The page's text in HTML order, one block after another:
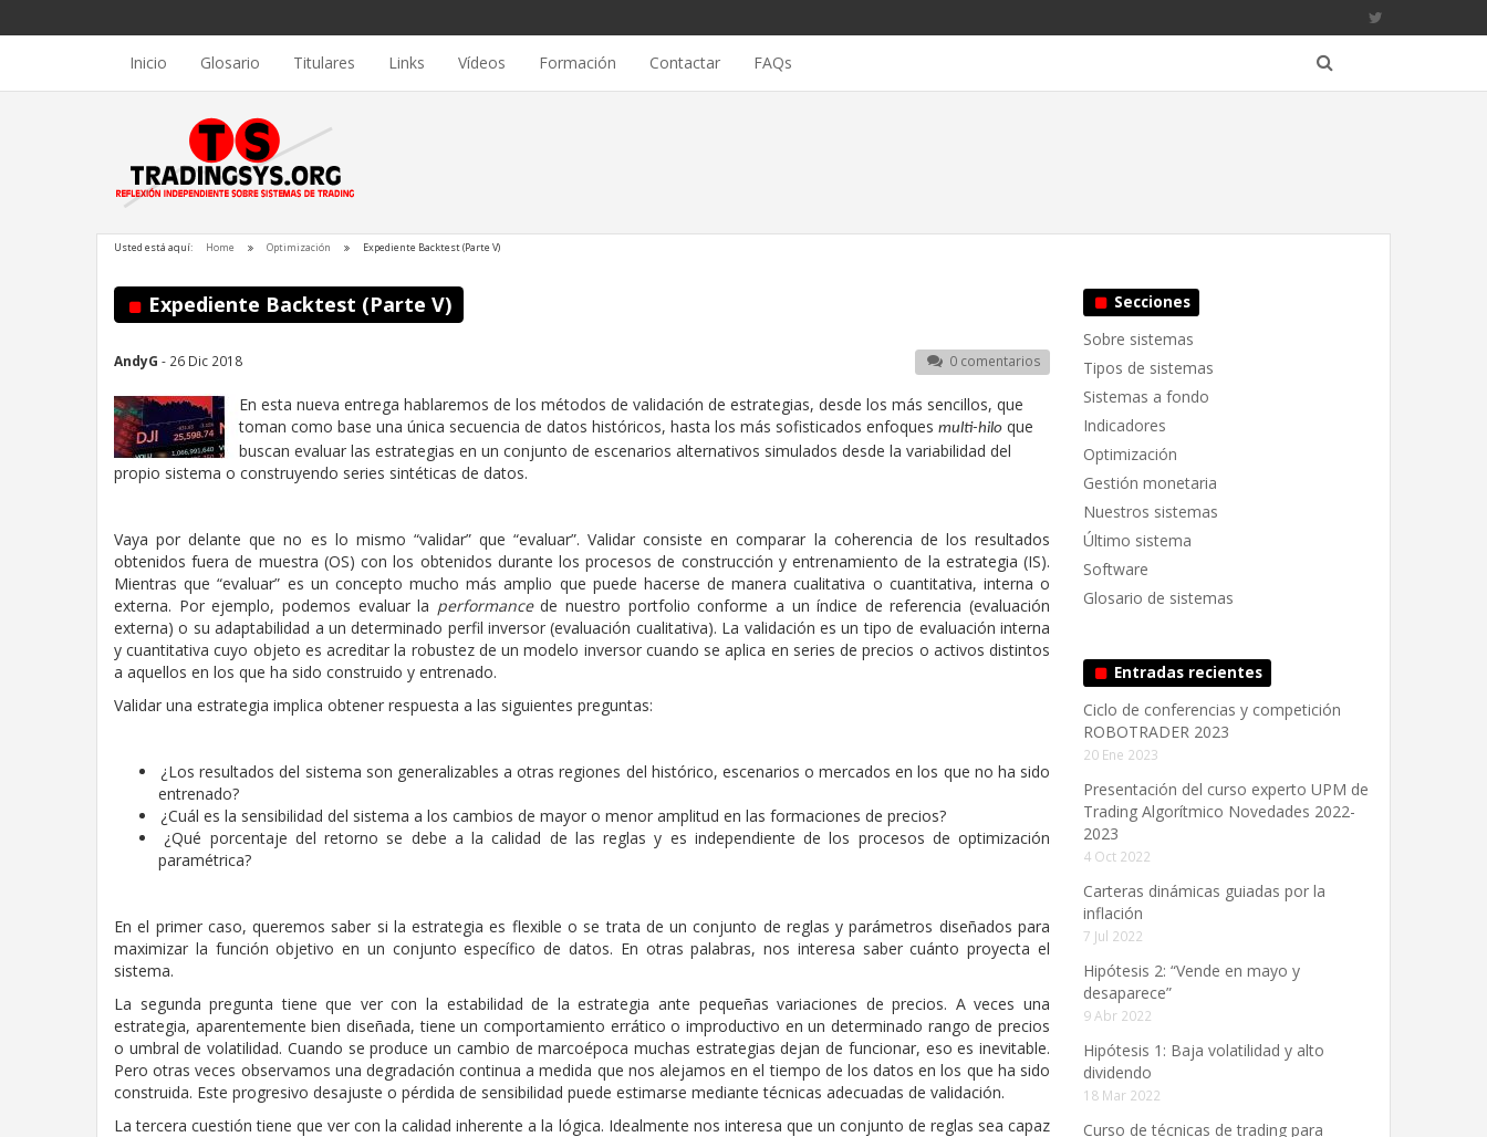
Inicio Glosario Titulares Links Vídeos Formación Contactar FAQs
Usted está aquí: Home Optimización Expediente Backtest (Parte V)
Expediente Backtest (Parte V)
AndyG - 26 Dic 2018 0 comentarios
En esta nueva entrega hablaremos de los métodos de validación de estrategias, desde los más sencillos, que
toman como base una única secuencia de datos históricos, hasta los más sofisticados enfoques multi-hilo que
buscan evaluar las estrategias en un conjunto de escenarios alternativos simulados desde la variabilidad del
propio sistema o construyendo series sintéticas de datos.
Vaya por delante que no es lo mismo “validar” que “evaluar”. Validar consiste en comparar la coherencia de los resultados
obtenidos fuera de muestra (OS) con los obtenidos durante los procesos de construcción y entrenamiento de la estrategia (IS).
Mientras que “evaluar” es un concepto mucho más amplio que puede hacerse de manera cualitativa o cuantitativa, interna o
externa. Por ejemplo, podemos evaluar la performancede nuestro portfolio conforme a un índice de referencia (evaluación
externa) o su adaptabilidad a un determinado perfil inversor (evaluación cualitativa). La validación es un tipo de evaluación interna
y cuantitativa cuyo objeto es acreditar la robustez de un modelo inversor cuando se aplica en series de precios o activos distintos
a aquellos en los que ha sido construido y entrenado.
Validar una estrategia implica obtener respuesta a las siguientes preguntas:
¿Los resultados del sistema son generalizables a otras regiones del histórico, escenarios o mercados en los que no ha sido
entrenado?
¿Cuál es la sensibilidad del sistema a los cambios de mayor o menor amplitud en las formaciones de precios?
¿Qué porcentaje del retorno se debe a la calidad de las reglas y es independiente de los procesos de optimización
paramétrica?
En el primer caso, queremos saber si la estrategia es flexible o se trata de un conjunto de reglas y parámetros diseñados para
maximizar la función objetivo en un conjunto específico de datos. En otras palabras, nos interesa saber cuánto proyecta el
sistema.
La segunda pregunta tiene que ver con la estabilidad de la estrategia ante pequeñas variaciones de precios. A veces una
estrategia, aparentemente bien diseñada, tiene un comportamiento errático o improductivo en un determinado rango de precios
o umbral de volatilidad. Cuando se produce un cambio de marcoépoca muchas estrategias dejan de funcionar, eso es inevitable.
Pero otras veces observamos una degradación continua a medida que nos alejamos en el tiempo de los datos en los que ha sido
construida. Este progresivo desajuste o pérdida de sensibilidad puede estimarse mediante técnicas adecuadas de validación.
La tercera cuestión tiene que ver con la calidad inherente a la lógica. Idealmente nos interesa que un conjunto de reglas sea capaz
Secciones
Sobre sistemas
Tipos de sistemas
Sistemas a fondo
Indicadores
Optimización
Gestión monetaria
Nuestros sistemas
Último sistema
Software
Glosario de sistemas
Entradas recientes
Ciclo de conferencias y competición
ROBOTRADER 2023
20 Ene 2023
Presentación del curso experto UPM de
Trading Algorítmico Novedades 2022-
2023
4 Oct 2022
Carteras dinámicas guiadas por la
inflación
7 Jul 2022
Hipótesis 2: “Vende en mayo y
desaparece”
9 Abr 2022
Hipótesis 1: Baja volatilidad y alto
dividendo
18 Mar 2022
Curso de técnicas de trading para